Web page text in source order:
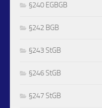
§240 EGBGB
§242 BGB
§243 StGB
§246 StGB
§247 StGB